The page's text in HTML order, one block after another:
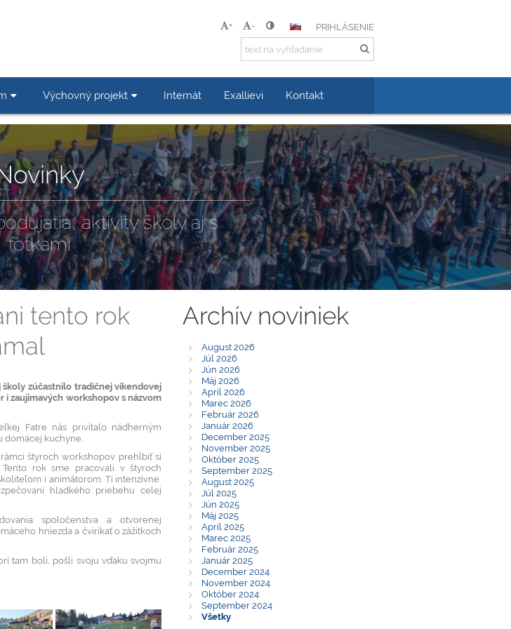
+ - PRIHLÁSENIE
Výchovný projekt Internát Exallievi Kontakt
tento rok
školy zúčastnilo tradičnej víkendovej
i zaujímavých workshopov s názvom
Fatre nás privítalo nádherným
domácej kuchyne.
štyroch workshopov prehĺbiť si
rok sme pracovali v štyroch
i animátorom. Tí intenzívne
hladkého priebehu celej
spoločenstva a otvorenej
hniezda a čvirikať o zážitkoch
tam boli, pošli svoju vďaku svojmu
aktivity školy aj s
fotkami
Archív noviniek
August 2026
Júl 2026
Jún 2026
Máj 2026
Apríl 2026
Marec 2026
Február 2026
Január 2026
December 2025
November 2025
Október 2025
September 2025
August 2025
Júl 2025
Jún 2025
Máj 2025
Apríl 2025
Marec 2025
Február 2025
Január 2025
December 2024
November 2024
Október 2024
September 2024
Všetky